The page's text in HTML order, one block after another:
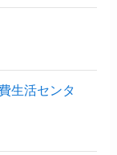
生活センタ